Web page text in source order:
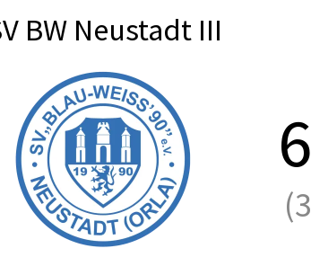
BW Neustadt III
6
(3